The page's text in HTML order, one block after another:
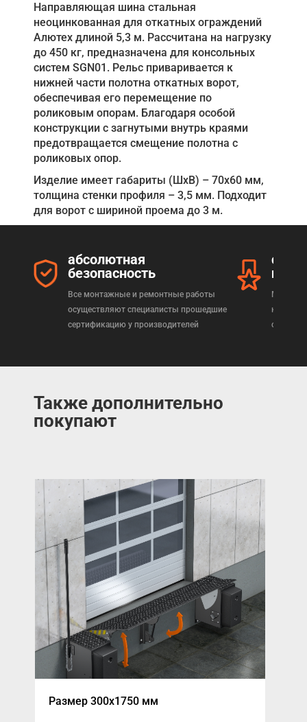
Направляющая шина стальная
неоцинкованная для откатных ограждений
Алютех длиной 5,3 м. Рассчитана на нагрузку
до 450 кг, предназначена для консольных
систем SGN01. Рельс приваривается к
нижней части полотна откатных ворот,
обеспечивая его перемещение по
роликовым опорам. Благодаря особой
конструкции с загнутыми внутрь краями
предотвращается смещение полотна с
роликовых опор.
Изделие имеет габариты (ШхВ) – 70х60 мм,
толщина стенки профиля – 3,5 мм. Подходит
для ворот с шириной проема до 3 м.
абсолютная
безопасность
Все монтажные и ремонтные работы
осуществляют специалисты прошедшие
сертификацию у производителей
Мы
Также дополнительно
покупают
Размер 300x1750 мм